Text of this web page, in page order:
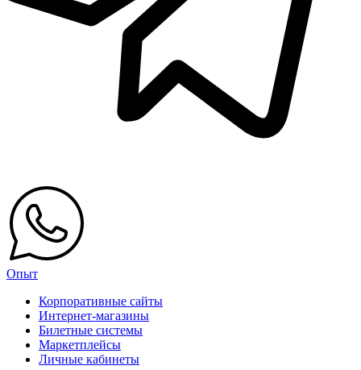
Опыт
Корпоративные сайты
Интернет-магазины
Билетные системы
Маркетплейсы
Личные кабинеты